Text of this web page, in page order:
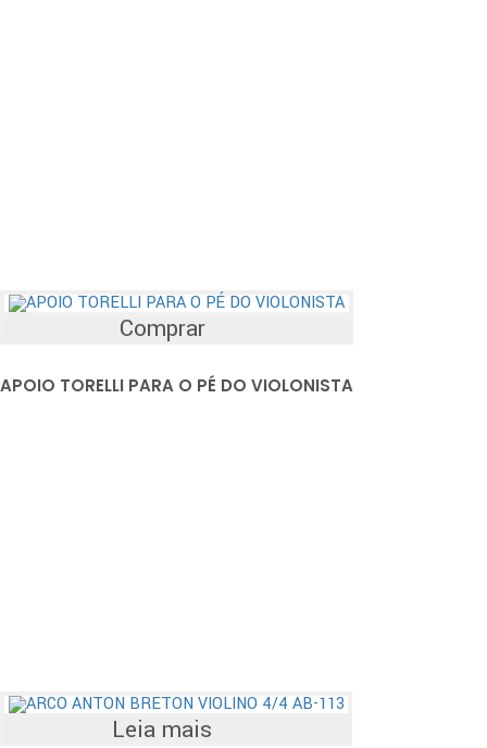
Comprar
APOIO TORELLI PARA O PÉ DO VIOLONISTA
Leia mais